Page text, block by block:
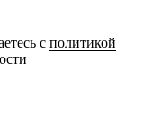
с политикой